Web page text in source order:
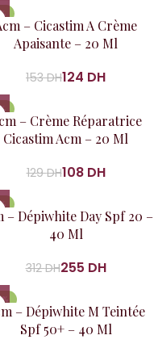
– Cicastim A Crème
Apaisante – 20 Ml
153DH124 DH
– Crème Réparatrice
Cicastim Acm – 20 Ml
129DH108 DH
– Dépiwhite Day Spf 20 –
40 Ml
312DH255 DH
– Dépiwhite M Teintée
Spf 50+ – 40 Ml